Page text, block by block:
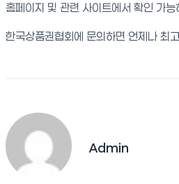
홈페이지 및 관련 사이트에서 확인 가
한국상품권협회에 문의하면 언제나 최
Admin